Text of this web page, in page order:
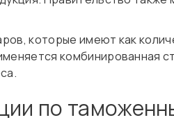
которые имеют как
комбинированная
по